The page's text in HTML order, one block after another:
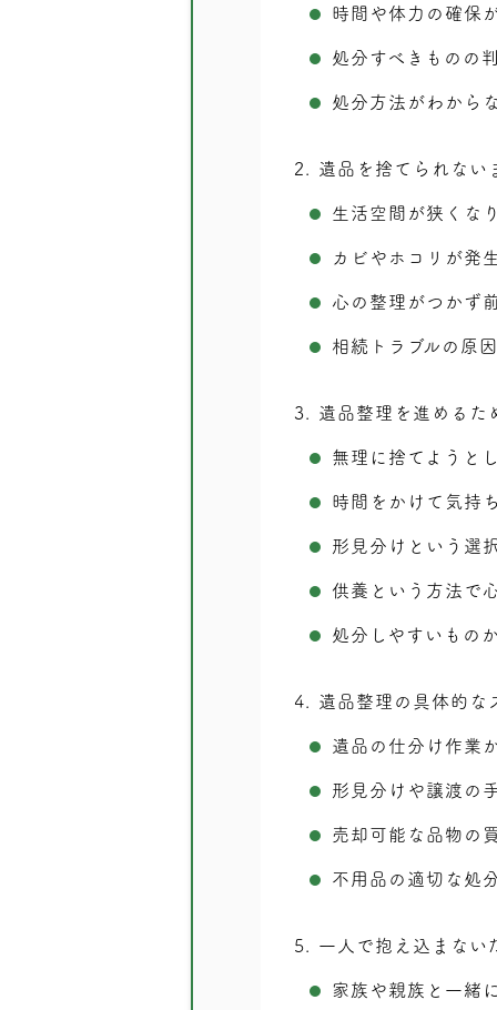
時間や体力の確保
処分すべきものの
処分方法がわから
2 遺品を捨てられない
生活空間が狭くな
カビやホコリが発
心の整理がつかず
相続トラブルの原
3 遺品整理を進めるた
無理に捨てようと
時間をかけて気持
形見分けという選
供養という方法で
処分しやすいもの
4 遺品整理の具体的な
遺品の仕分け作業
形見分けや譲渡の
売却可能な品物の
不用品の適切な処
5 一人で抱え込まない
家族や親族と一緒